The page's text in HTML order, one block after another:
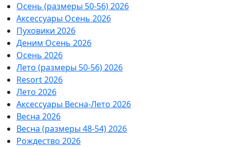
Осень (размеры 50-56) 2026
Аксессуары Осень 2026
Пуховики 2026
Деним Осень 2026
Осень 2026
Лето (размеры 50-56) 2026
Resort 2026
Лето 2026
Аксессуары Весна-Лето 2026
Весна 2026
Весна (размеры 48-54) 2026
Рождество 2026